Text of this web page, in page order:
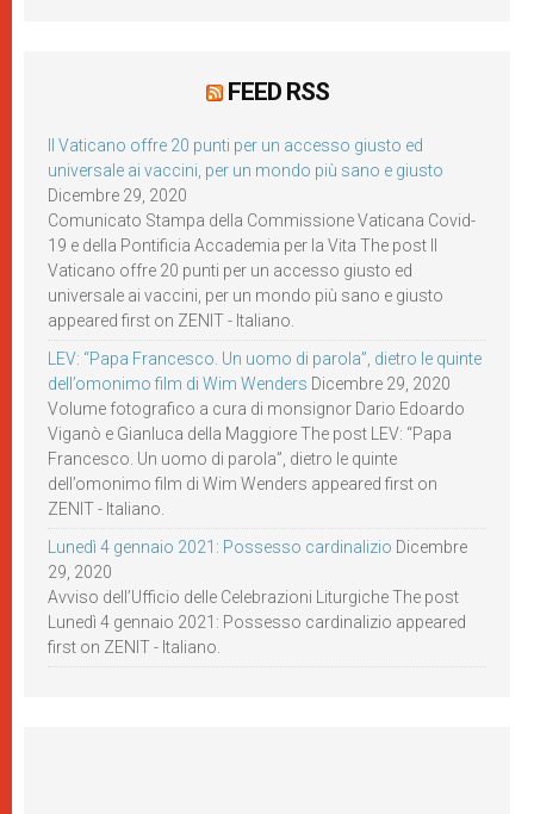
FEED RSS
Il Vaticano offre 20 punti per un accesso giusto ed
universale ai vaccini, per un mondo più sano e giusto
Dicembre 29, 2020
Comunicato Stampa della Commissione Vaticana Covid-
19 e della Pontificia Accademia per la Vita The post Il
Vaticano offre 20 punti per un accesso giusto ed
universale ai vaccini, per un mondo più sano e giusto
appeared first on ZENIT - Italiano.
LEV: “Papa Francesco. Un uomo di parola”, dietro le quinte
dell’omonimo film di Wim Wenders Dicembre 29, 2020
Volume fotografico a cura di monsignor Dario Edoardo
Viganò e Gianluca della Maggiore The post LEV: “Papa
Francesco. Un uomo di parola”, dietro le quinte
dell’omonimo film di Wim Wenders appeared first on
ZENIT - Italiano.
Lunedì 4 gennaio 2021: Possesso cardinalizio Dicembre
29, 2020
Avviso dell’Ufficio delle Celebrazioni Liturgiche The post
Lunedì 4 gennaio 2021: Possesso cardinalizio appeared
first on ZENIT - Italiano.